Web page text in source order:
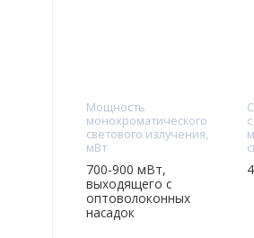
Мощность
монохроматического
светового излучения,
мВт
700-900 мВт,
выходящего с
оптоволоконных
насадок